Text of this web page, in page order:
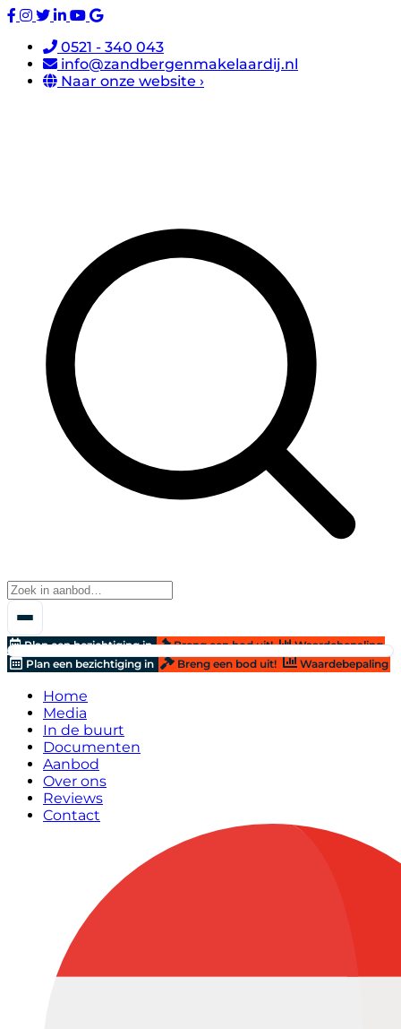
0521 - 340 043
info@zandbergenmakelaardij.nl
Naar onze website ›
Plan een bezichtiging in Breng een bod uit!
Waardebepaling
Plan een bezichtiging in
Breng een bod uit! Waardebepaling
Home
Media
In de buurt
Documenten
Aanbod
Over ons
Reviews
Contact